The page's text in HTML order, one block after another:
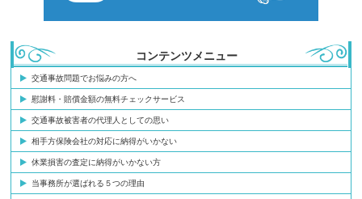
コンテンツメニュー
交通事故問題でお悩みの方へ
慰謝料・賠償金額の無料チェックサービス
交通事故被害者の代理人としての思い
相手方保険会社の対応に納得がいかない
休業損害の査定に納得がいかない方
当事務所が選ばれる５つの理由